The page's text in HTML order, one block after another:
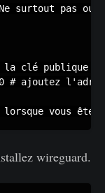
surtout pas
la clé publique
# ajoutez
vous êtes
wireguard.